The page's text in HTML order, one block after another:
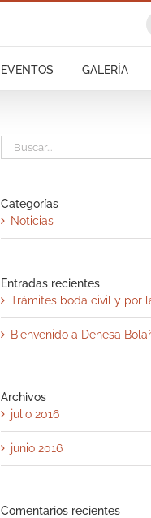
EVENTOS GALERÍA
Buscar:
Categorías
Noticias
Entradas recientes
Trámites boda civil y por
Bienvenido a Dehesa
Archivos
julio 2016
junio 2016
Comentarios recientes